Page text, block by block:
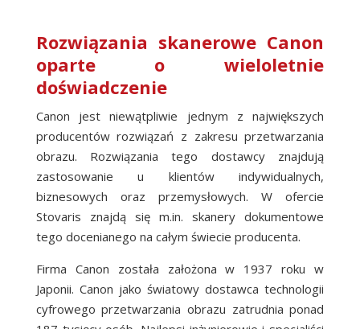
Rozwiązania skanerowe Canon
oparte o wieloletnie
doświadczenie
Canon jest niewątpliwie jednym z największych
producentów rozwiązań z zakresu przetwarzania
obrazu. Rozwiązania tego dostawcy znajdują
zastosowanie u klientów indywidualnych,
biznesowych oraz przemysłowych. W ofercie
Stovaris znajdą się m.in. skanery dokumentowe
tego docenianego na całym świecie producenta.
Firma Canon została założona w 1937 roku w
Japonii. Canon jako światowy dostawca technologii
cyfrowego przetwarzania obrazu zatrudnia ponad